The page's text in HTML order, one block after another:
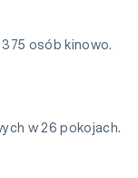
osób kinowo.
w 26 pokojach.